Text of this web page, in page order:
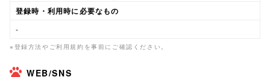
登録時・利用時に必要なもの
-
※登録方法やご利用規約を事前にご確認ください。
WEB/SNS